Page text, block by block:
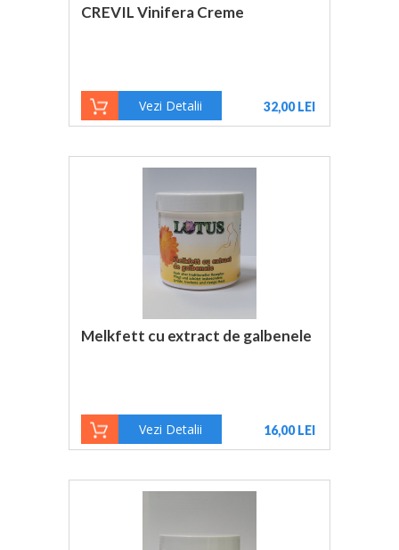
CREVIL Vinifera Creme
Vezi Detalii 32,00 LEI
Melkfett cu extract de galbenele
Vezi Detalii 16,00 LEI